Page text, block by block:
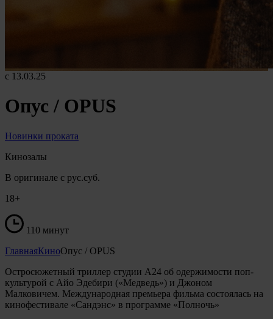
с 13.03.25
Опус / OPUS
Новинки проката
Кинозалы
В оригинале с рус.суб.
18+
110 минут
ГлавнаяКиноОпус / OPUS
Остросюжетный триллер студии А24 об одержимости поп-
культурой с Айо Эдебири («Медведь») и Джоном
Малковичем. Международная премьера фильма состоялась на
кинофестивале «Сандэнс» в программе «Полночь»